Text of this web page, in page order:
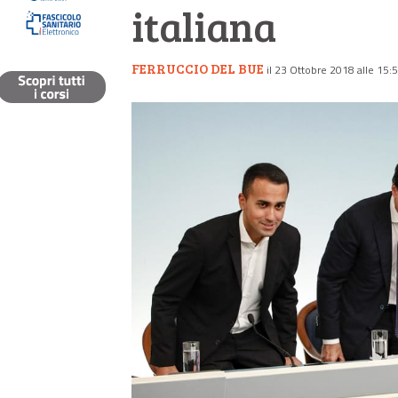
italiana
FERRUCCIO DEL BUE il 23 Ottobre 2018 alle